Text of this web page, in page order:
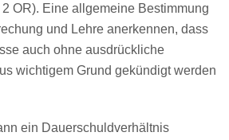
OR). Eine allgemeine Bestimmung
und Lehre anerkennen, dass
auch ohne ausdrückliche
wichtigem Grund gekündigt werden
ein Dauerschuldverhältnis